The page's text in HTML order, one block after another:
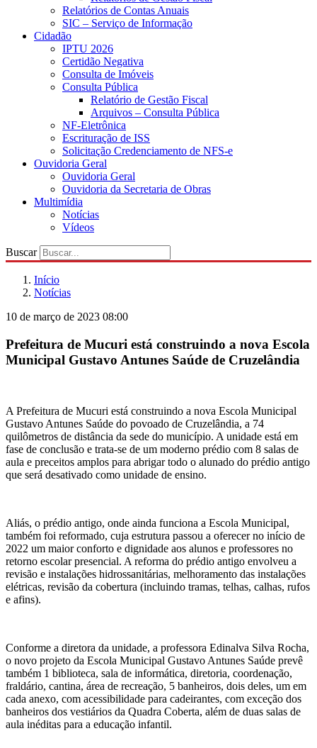
Relatórios de Contas Anuais
SIC – Serviço de Informação
Cidadão
IPTU 2026
Certidão Negativa
Consulta de Imóveis
Consulta Pública
Relatório de Gestão Fiscal
Arquivos – Consulta Pública
NF-Eletrônica
Escrituração de ISS
Solicitação Credenciamento de NFS-e
Ouvidoria Geral
Ouvidoria Geral
Ouvidoria da Secretaria de Obras
Multimídia
Notícias
Vídeos
Buscar
Início
Notícias
10 de março de 2023 08:00
Prefeitura de Mucuri está construindo a nova Escola
Municipal Gustavo Antunes Saúde de Cruzelândia
A Prefeitura de Mucuri está construindo a nova Escola Municipal
Gustavo Antunes Saúde do povoado de Cruzelândia, a 74
quilômetros de distância da sede do município. A unidade está em
fase de conclusão e trata-se de um moderno prédio com 8 salas de
aula e preceitos amplos para abrigar todo o alunado do prédio antigo
que será desativado como unidade de ensino.
Aliás, o prédio antigo, onde ainda funciona a Escola Municipal,
também foi reformado, cuja estrutura passou a oferecer no início de
2022 um maior conforto e dignidade aos alunos e professores no
retorno escolar presencial. A reforma do prédio antigo envolveu a
revisão e instalações hidrossanitárias, melhoramento das instalações
elétricas, revisão da cobertura (incluindo tramas, telhas, calhas, rufos
e afins).
Conforme a diretora da unidade, a professora Edinalva Silva Rocha,
o novo projeto da Escola Municipal Gustavo Antunes Saúde prevê
também 1 biblioteca, sala de informática, diretoria, coordenação,
fraldário, cantina, área de recreação, 5 banheiros, dois deles, um em
cada anexo, com acessibilidade para cadeirantes, com exceção dos
banheiros dos vestiários da Quadra Coberta, além de duas salas de
aula inéditas para a educação infantil.